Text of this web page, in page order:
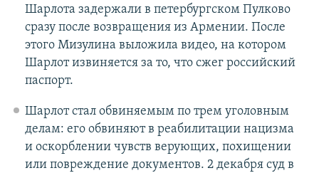
Шарлота задержали в петербургском Пулково
сразу после возвращения из Армении. После
этого Мизулина выложила видео, на котором
Шарлот извиняется за то, что сжег российский
паспорт.
Шарлот стал обвиняемым по трем уголовным
делам: его обвиняют в реабилитации нацизма
и оскорблении чувств верующих, похищении
или повреждение документов. 2 декабря суд в